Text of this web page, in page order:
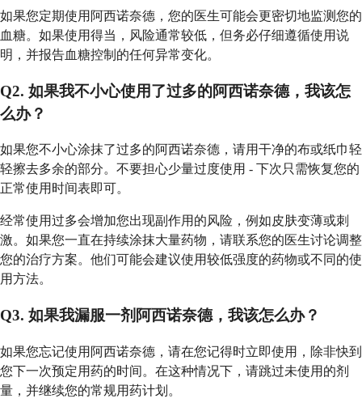
如果您定期使用阿西诺奈德，您的医生可能会更密切地监测您的
血糖。如果使用得当，风险通常较低，但务必仔细遵循使用说
明，并报告血糖控制的任何异常变化。
Q2. 如果我不小心使用了过多的阿西诺奈德，我该怎
么办？
如果您不小心涂抹了过多的阿西诺奈德，请用干净的布或纸巾轻
轻擦去多余的部分。不要担心少量过度使用 - 下次只需恢复您的
正常使用时间表即可。
经常使用过多会增加您出现副作用的风险，例如皮肤变薄或刺
激。如果您一直在持续涂抹大量药物，请联系您的医生讨论调整
您的治疗方案。他们可能会建议使用较低强度的药物或不同的使
用方法。
Q3. 如果我漏服一剂阿西诺奈德，我该怎么办？
如果您忘记使用阿西诺奈德，请在您记得时立即使用，除非快到
您下一次预定用药的时间。在这种情况下，请跳过未使用的剂
量，并继续您的常规用药计划。